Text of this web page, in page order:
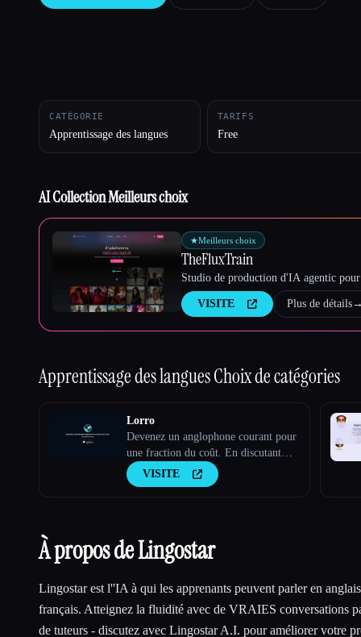
CATÉGORIE
Apprentissage des langues
TARIFS
Free
AI Collection Meilleurs choix
★Meilleurs choix
TheFluxTrain
Studio de production d'IA agentic pour
VISITE Plus de détails
Apprentissage des languesChoix de catégories
Lorro
Devenez un anglophone courant pour
une fraction du coût. En discutant
avec un tuteur en IA
VISITE
À propos de Lingostar
Lingostar est l''IA à qui les apprenants peuvent parler en
français. Atteignez la fluidité avec de VRAIES conversations
de tuteurs - discutez avec Lingostar A.I. pour améliorer votre